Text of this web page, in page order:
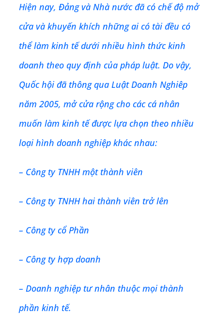
Hiện nay, Đảng và Nhà nước đã có chế độ mở
cửa và khuyến khích những ai có tài đều có
thể làm kinh tế dưới nhiều hình thức kinh
doanh theo quy định của pháp luật. Do vậy,
Quốc hội đã thông qua Luật Doanh Nghiêp
năm 2005, mở cửa rộng cho các cá nhân
muốn làm kinh tế được lựa chọn theo nhiều
loại hình doanh nghiệp khác nhau:
– Công ty TNHH một thành viên
– Công ty TNHH hai thành viên trở lên
– Công ty cổ Phần
– Công ty hợp doanh
– Doanh nghiệp tư nhân thuộc mọi thành
phần kinh tế.